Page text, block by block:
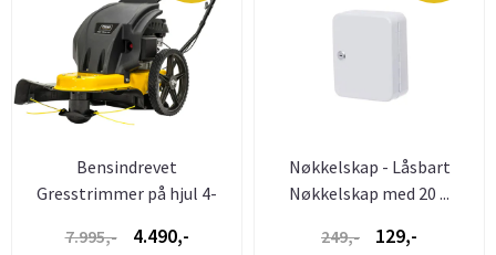
Bensindrevet
Gresstrimmer på hjul 4-
7.995,- 4.490,-
Nøkkelskap - Låsbart
Nøkkelskap med 20 ...
249,-
129,-